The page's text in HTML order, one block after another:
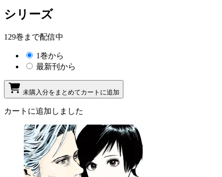
シリーズ
129巻まで配信中
1巻から
最新刊から
未購入分をまとめてカートに追加
カートに追加しました